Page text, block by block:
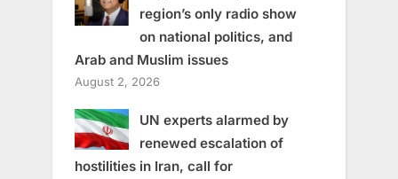
region’s only radio show
on national politics, and
Arab and Muslim issues
August 2, 2026
UN experts alarmed by
renewed escalation of
hostilities in Iran, call for